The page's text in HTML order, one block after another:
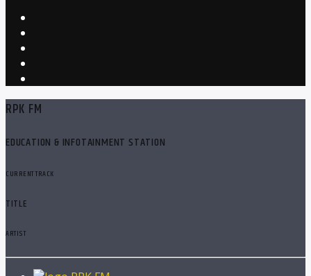
RPK FM
EDUCATION & INFOTAINMENT STATION
CURRENT TRACK
TITLE
ARTIST